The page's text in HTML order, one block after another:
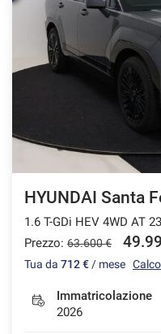
HYUNDAI Santa
1.6 T-GDi HEV 4WD AT
Prezzo: 63.600 €
Tua da 712 € / mese
Immatricolazione
2026